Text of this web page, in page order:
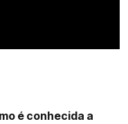
é conhecida a